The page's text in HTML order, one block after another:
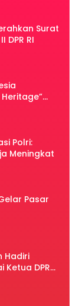
Surat
DPR RI
Polri:
Meningkat
Pasar
Hadiri
Ketua DPRD